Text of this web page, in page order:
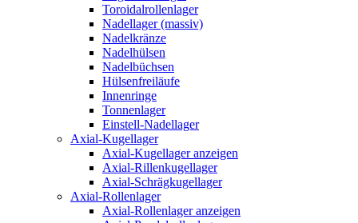
Toroidalrollenlager
Nadellager (massiv)
Nadelkränze
Nadelhülsen
Nadelbüchsen
Hülsenfreiläufe
Innenringe
Tonnenlager
Einstell-Nadellager
Axial-Kugellager
Axial-Kugellager anzeigen
Axial-Rillenkugellager
Axial-Schrägkugellager
Axial-Rollenlager
Axial-Rollenlager anzeigen